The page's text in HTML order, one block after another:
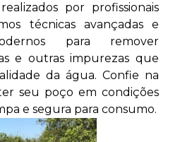
por profissionais
técnicas avançadas e
para remover
e outras impurezas que
da água. Confie na
seu poço em condições
e segura para consumo.